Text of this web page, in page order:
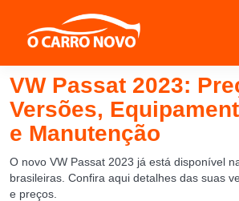
VW Passat 2023:
Versões,
e Manutenção
O novo VW Passat 2023 já está disponível
brasileiras. Confira aqui detalhes das suas
e preços.